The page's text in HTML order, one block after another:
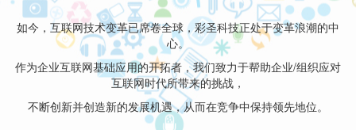
如今，互联网技术变革已席卷全球，彩圣科技正处于变革浪潮的中
心。
作为企业互联网基础应用的开拓者，我们致力于帮助企业/组织应对
互联网时代所带来的挑战，
不断创新并创造新的发展机遇，从而在竞争中保持领先地位。